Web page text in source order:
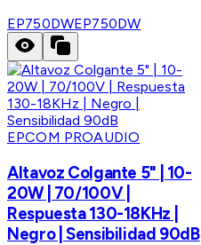
EP750DWEP750DW
EPCOM PROAUDIO
Altavoz Colgante 5" | 10-
20W | 70/100V |
Respuesta 130-18KHz |
Negro | Sensibilidad 90dB